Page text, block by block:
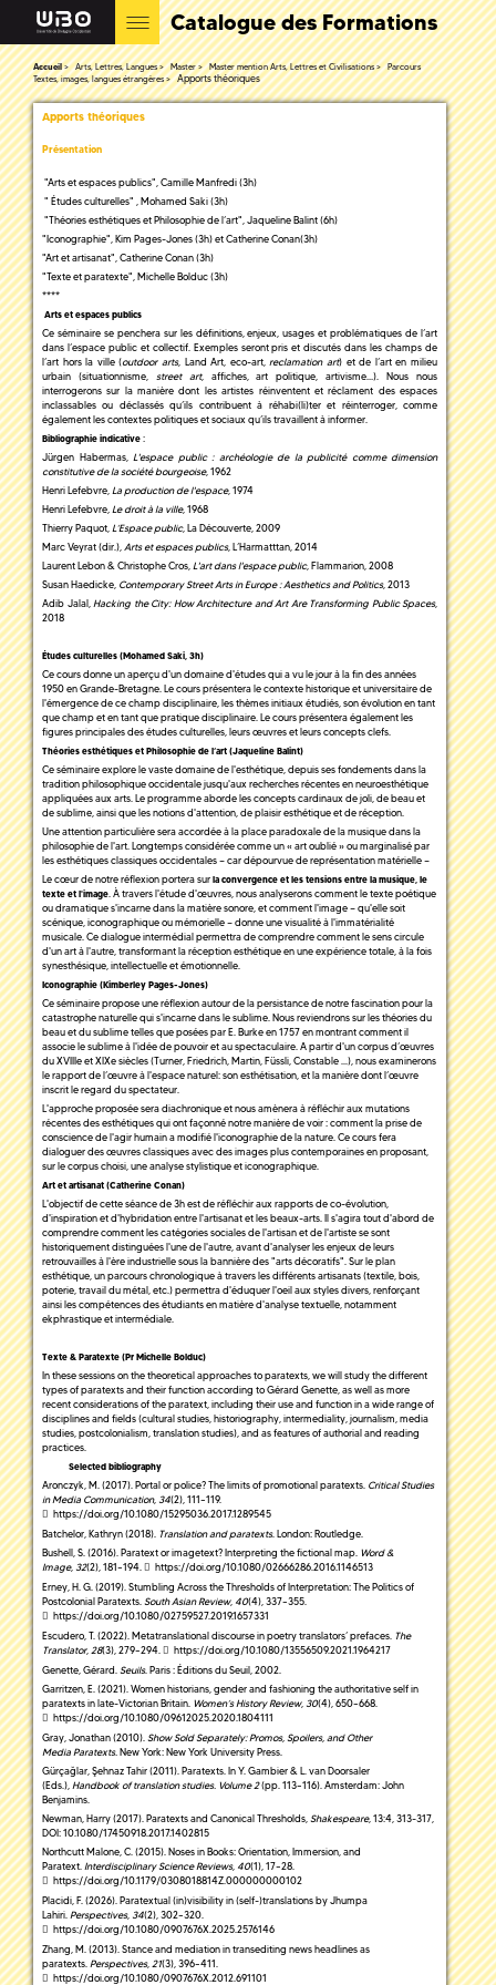
Catalogue des Formations
Accueil Arts, Lettres, Langues Master Master mention Arts, Lettres et Civilisations
Parcours
Textes, images, langues étrangères
Apports théoriques
Apports théoriques
Présentation
"Arts et espaces publics", Camille Manfredi (3h)
" Études culturelles" , Mohamed Saki (3h)
"Théories esthétiques et Philosophie de l’art", Jaqueline Balint (6h)
"Iconographie", Kim Pages-Jones (3h) et Catherine Conan(3h)
"Art et artisanat", Catherine Conan (3h)
"Texte et paratexte", Michelle Bolduc (3h)
****
Arts et espaces publics
Ce séminaire se penchera sur les définitions, enjeux, usages et problématiques de l’art
dans l’espace public et collectif. Exemples seront pris et discutés dans les champs de
l’art hors la ville (outdoor arts, Land Art, eco-art, reclamation art) et de l’art en milieu
urbain (situationnisme,
street art, affiches, art politique, artivisme…). Nous nous
interrogerons sur la manière dont les artistes réinventent et réclament des espaces
inclassables ou déclassés qu’ils contribuent à réhabi(li)ter et réinterroger, comme
également les contextes politiques et sociaux qu’ils travaillent à informer.
Bibliographie indicative :
Jürgen Habermas, L'espace public : archéologie de la publicité comme dimension
constitutive de la société bourgeoise, 1962
Henri Lefebvre, La production de l'espace, 1974
Henri Lefebvre , Le droit à la ville, 1968
Thierry Paquot, L’Espace public, La Découverte, 2009
Marc Veyrat (dir.), Arts et espaces publics, L’Harmatttan, 2014
Laurent Lebon & Christophe Cros, L'art dans l'espace public, Flammarion, 2008
Susan Haedicke, Contemporary Street Arts in Europe : Aesthetics and Politics, 2013
Adib Jalal, Hacking the City: How Architecture and Art Are Transforming Public Spaces,
2018
Études culturelles (Mohamed Saki, 3h)
Ce cours donne un aperçu d'un domaine d'études qui a vu le jour à la fin des années
1950 en Grande-Bretagne. Le cours présentera le contexte historique et universitaire de
l'émergence de ce champ disciplinaire, les thèmes initiaux étudiés, son évolution en tant
que champ et en tant que pratique disciplinaire. Le cours présentera également les
figures principales des études culturelles, leurs œuvres et leurs concepts clefs.
Théories esthétiques et Philosophie de l’art (Jaqueline Balint)
Ce séminaire explore le vaste domaine de l'esthétique, depuis ses fondements dans la
tradition philosophique occidentale jusqu'aux recherches récentes en neuroesthétique
appliquées aux arts. Le programme aborde les concepts cardinaux de joli, de beau et
de sublime, ainsi que les notions d'attention, de plaisir esthétique et de réception.
Une attention particulière sera accordée à la place paradoxale de la musique dans la
philosophie de l'art. Longtemps considérée comme un « art oublié » ou marginalisé par
les esthétiques classiques occidentales — car dépourvue de représentation matérielle —
Le cœur de notre réflexion portera sur la convergence et les tensions entre la musique, le
texte et l'image . À travers l'étude d'œuvres, nous analyserons comment le texte poétique
ou dramatique s'incarne dans la matière sonore, et comment l'image — qu'elle soit
scénique, iconographique ou mémorielle — donne une visualité à l'immatérialité
musicale. Ce dialogue intermédial permettra de comprendre comment le sens circule
d'un art à l'autre, transformant la réception esthétique en une expérience totale, à la fois
synesthésique, intellectuelle et émotionnelle.
Iconographie (Kimberley Pages-Jones)
Ce séminaire propose une réflexion autour de la persistance de notre fascination pour la
catastrophe naturelle qui s'incarne dans le sublime. Nous reviendrons sur les théories du
beau et du sublime telles que posées par E. Burke en 1757 en montrant comment il
associe le sublime à l'idée de pouvoir et au spectaculaire. A partir d'un corpus d’œuvres
du XVIIIe et XIXe siècles (Turner, Friedrich, Martin, Füssli, Constable ...), nous examinerons
le rapport de l’œuvre à l'espace naturel: son esthétisation, et la manière dont l’œuvre
inscrit le regard du spectateur.
L'approche proposée sera diachronique et nous amènera à réfléchir aux mutations
récentes des esthétiques qui ont façonné notre manière de voir : comment la prise de
conscience de l'agir humain a modifié l'iconographie de la nature. Ce cours fera
dialoguer des œuvres classiques avec des images plus contemporaines en proposant,
sur le corpus choisi, une analyse stylistique et iconographique.
Art et artisanat (Catherine Conan)
L'objectif de cette séance de 3h est de réfléchir aux rapports de co-évolution,
d'inspiration et d'hybridation entre l'artisanat et les beaux-arts. Il s'agira tout d'abord de
comprendre comment les catégories sociales de l'artisan et de l'artiste se sont
historiquement distinguées l'une de l'autre, avant d'analyser les enjeux de leurs
retrouvailles à l'ère industrielle sous la bannière des "arts décoratifs". Sur le plan
esthétique, un parcours chronologique à travers les différents artisanats (textile, bois,
poterie, travail du métal, etc.) permettra d'éduquer l'oeil aux styles divers, renforçant
ainsi les compétences des étudiants en matière d'analyse textuelle, notamment
ekphrastique et intermédiale.
Texte & Paratexte (Pr Michelle Bolduc)
In these sessions on the theoretical approaches to paratexts, we will study the different
types of paratexts and their function according to Gérard Genette, as well as more
recent considerations of the paratext, including their use and function in a wide range of
disciplines and fields (cultural studies, historiography, intermediality, journalism, media
studies, postcolonialism, translation studies), and as features of authorial and reading
practices.
Selected bibliography
Aronczyk, M. (2017). Portal or police? The limits of promotional paratexts. Critical Studies
in Media Communication, 34(2), 111–119.
https://doi.org/10.1080/15295036.2017.1289545
Batchelor, Kathryn (2018). Translation and paratexts. London: Routledge.
Bushell, S. (2016). Paratext or imagetext? Interpreting the fictional map. Word &
Image, 32(2), 181–194.
https://doi.org/10.1080/02666286.2016.1146513
Erney, H. G. (2019). Stumbling Across the Thresholds of Interpretation: The Politics of
Postcolonial Paratexts. South Asian Review, 40(4), 337–355.
https://doi.org/10.1080/02759527.2019.1657331
Escudero, T. (2022). Metatranslational discourse in poetry translators’ prefaces. The
Translator, 28(3), 279–294.
https://doi.org/10.1080/13556509.2021.1964217
Genette, Gérard. Seuils. Paris : Éditions du Seuil, 2002.
Garritzen, E. (2021). Women historians, gender and fashioning the authoritative self in
paratexts in late-Victorian Britain. Women’s History Review, 30(4), 650–668.
https://doi.org/10.1080/09612025.2020.1804111
Gray, Jonathan (2010). Show Sold Separately: Promos, Spoilers, and Other
Media Paratexts. New York: New York University Press.
Gürçağlar, Şehnaz Tahir (2011). Paratexts. In Y. Gambier & L. van Doorsaler
(Eds.), Handbook of translation studies. Volume 2(pp. 113–116). Amsterdam: John
Benjamins.
Newman, Harry (2017). Paratexts and Canonical Thresholds, Shakespeare, 13:4, 313-317,
DOI: 10.1080/17450918.2017.1402815
Northcutt Malone, C. (2015). Noses in Books: Orientation, Immersion, and
Paratext. Interdisciplinary Science Reviews, 40(1), 17–28.
https://doi.org/10.1179/0308018814Z.000000000102
Placidi, F. (2026). Paratextual (in)visibility in (self-)translations by Jhumpa
Lahiri. Perspectives, 34(2), 302–320.
https://doi.org/10.1080/0907676X.2025.2576146
Zhang, M. (2013). Stance and mediation in transediting news headlines as
paratexts. Perspectives, 21(3), 396–411.
https://doi.org/10.1080/0907676X.2012.691101